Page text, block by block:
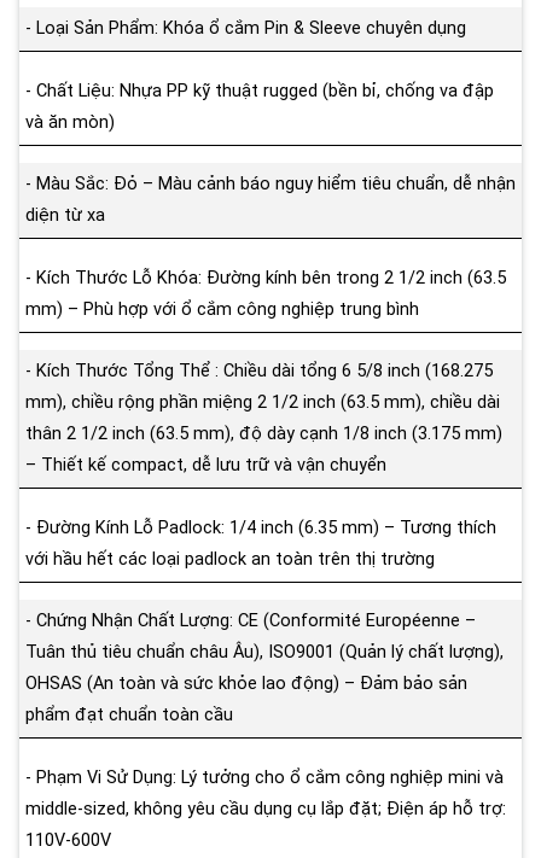
- Loại Sản Phẩm: Khóa ổ cắm Pin & Sleeve chuyên dụng
- Chất Liệu: Nhựa PP kỹ thuật rugged (bền bỉ, chống va đập
và ăn mòn)
- Màu Sắc: Đỏ – Màu cảnh báo nguy hiểm tiêu chuẩn, dễ nhận
diện từ xa
- Kích Thước Lỗ Khóa: Đường kính bên trong 2 1/2 inch (63.5
mm) – Phù hợp với ổ cắm công nghiệp trung bình
- Kích Thước Tổng Thể : Chiều dài tổng 6 5/8 inch (168.275
mm), chiều rộng phần miệng 2 1/2 inch (63.5 mm), chiều dài
thân 2 1/2 inch (63.5 mm), độ dày cạnh 1/8 inch (3.175 mm)
– Thiết kế compact, dễ lưu trữ và vận chuyển
- Đường Kính Lỗ Padlock: 1/4 inch (6.35 mm) – Tương thích
với hầu hết các loại padlock an toàn trên thị trường
- Chứng Nhận Chất Lượng: CE (Conformité Européenne –
Tuân thủ tiêu chuẩn châu Âu), ISO9001 (Quản lý chất lượng),
OHSAS (An toàn và sức khỏe lao động) – Đảm bảo sản
phẩm đạt chuẩn toàn cầu
- Phạm Vi Sử Dụng: Lý tưởng cho ổ cắm công nghiệp mini và
middle-sized, không yêu cầu dụng cụ lắp đặt; Điện áp hỗ trợ:
110V-600V